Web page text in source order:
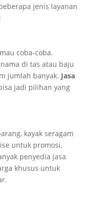
jenis layanan
coba-coba.
di tas atau baju
jumlah banyak. Jasa
jadi pilihan yang
kayak seragam
untuk promosi,
penyedia jasa
khusus untuk